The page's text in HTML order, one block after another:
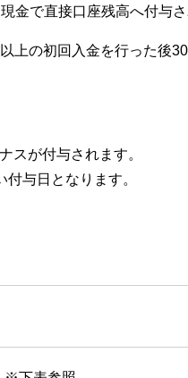
金で直接口座残高へ付与さ
の初回入金を行った後
スが付与されます。
与日となります。